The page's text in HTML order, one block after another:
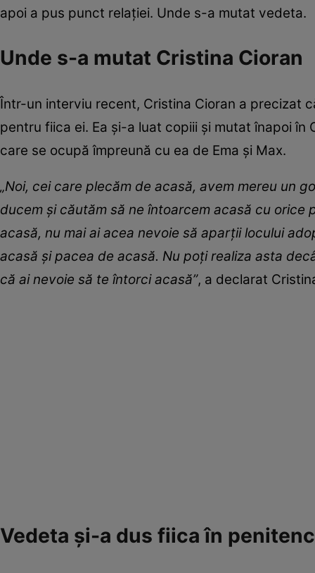
apoi a pus punct relației. Unde s-a mutat vedeta.
Unde s-a mutat Cristina Cioran
Într-un interviu recent, Cristina Cioran a precizat
pentru fiica ei. Ea și-a luat copiii și mutat înapoi în
care se ocupă împreună cu ea de Ema și Max.
„Noi, cei care plecăm de acasă, avem mereu un
ducem și căutăm să ne întoarcem acasă cu
acasă, nu mai ai acea nevoie să aparții locului
acasă și pacea de acasă. Nu poți realiza asta
că ai nevoie să te întorci acasă”, a declarat
Vedeta și-a dus fiica în